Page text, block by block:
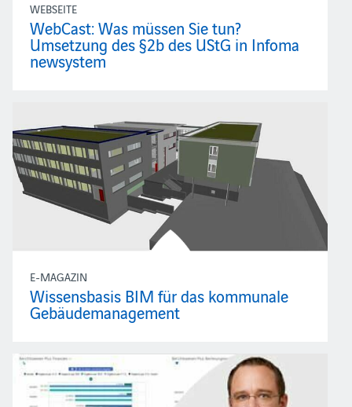
WEBSEITE
WebCast: Was müssen Sie tun?
Umsetzung des §2b des UStG in Infoma
newsystem
E-MAGAZIN
Wissensbasis BIM für das kommunale
Gebäudemanagement